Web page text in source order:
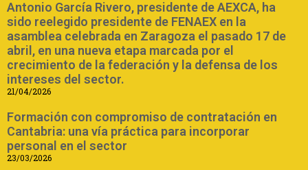
Antonio García Rivero, presidente de AEXCA, ha
sido reelegido presidente de FENAEX en la
asamblea celebrada en Zaragoza el pasado 17 de
abril, en una nueva etapa marcada por el
crecimiento de la federación y la defensa de los
intereses del sector.
21/04/2026
Formación con compromiso de contratación en
Cantabria: una vía práctica para incorporar
personal en el sector
23/03/2026